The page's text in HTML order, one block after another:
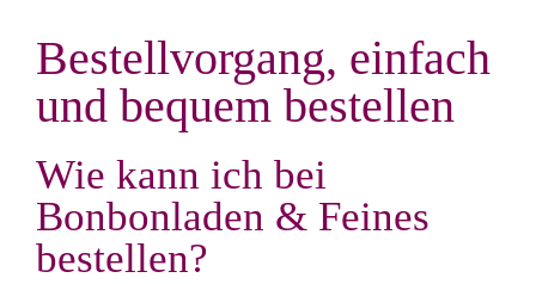
Bestellvorgang, einfach
und bequem bestellen
Wie kann ich bei
Bonbonladen & Feines
bestellen?